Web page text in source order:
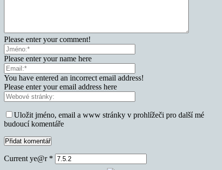
Please enter your comment!
Please enter your name here
You have entered an incorrect email address!
Please enter your email address here
Uložit jméno, email a www stránky v prohlížeči pro další mé
budoucí komentáře
Current ye@r *